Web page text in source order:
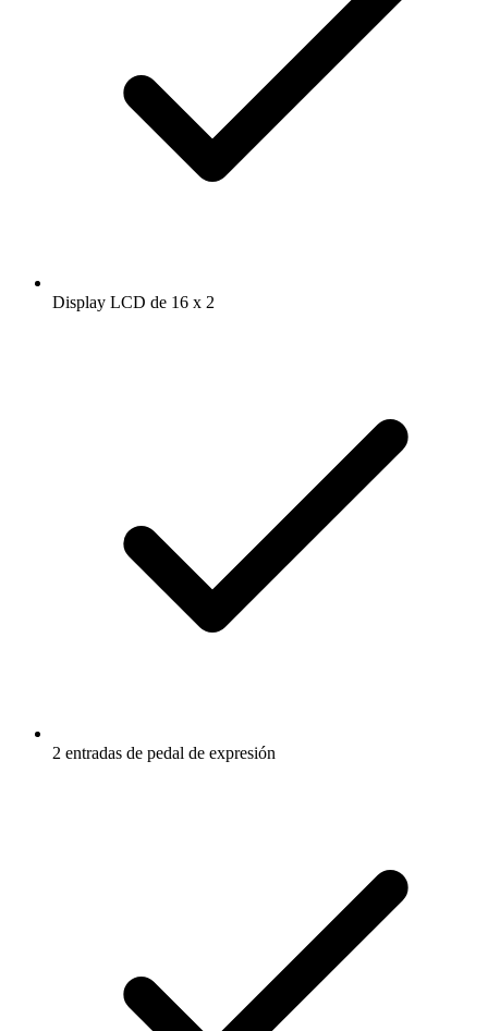
Display LCD de 16 x 2
2 entradas de pedal de expresión